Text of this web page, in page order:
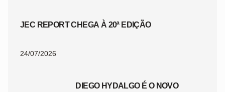
JEC REPORT CHEGA À 20ª EDIÇÃO
24/07/2026
DIEGO HYDALGO É O NOVO